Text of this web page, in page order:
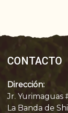
CONTACTO
Dirección:
Jr. Yurimaguas
La Banda de